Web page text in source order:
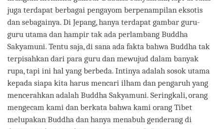
juga terdapat berbagai pengayom berpenampilan eksotis
dan sebagainya. Di Jepang, hanya terdapat gambar guru-
guru utama dan hampir tak ada perlambang Buddha
Sakyamuni. Tentu saja, di sana ada fakta bahwa Buddha tak
terpisahkan dari para guru dan mewujud dalam banyak
rupa, tapi ini hal yang berbeda. Intinya adalah sosok utama
kepada siapa kita harus mencari ilham dan pengaruh yang
mencerahkan adalah Buddha Sakyamuni. Seringkali, orang
mengecam kami dan berkata bahwa kami orang Tibet
melupakan Buddha dan hanya menabuh genderang di